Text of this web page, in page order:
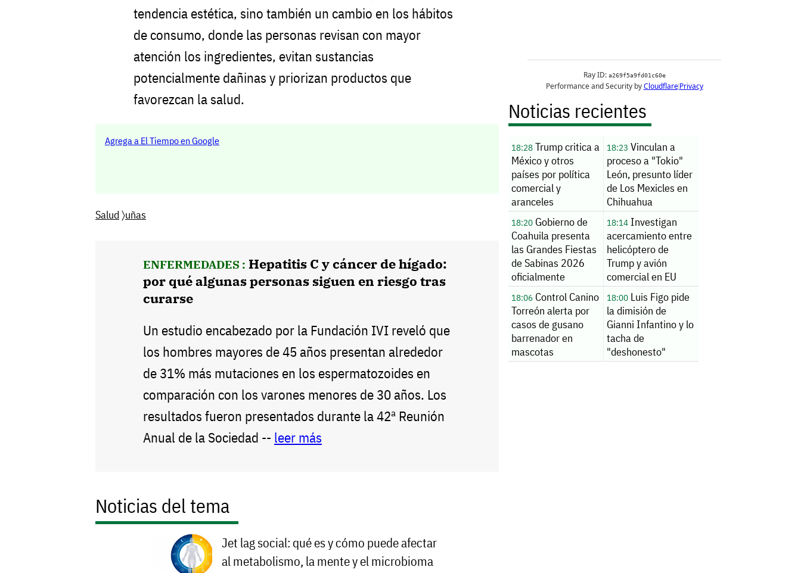
tendencia estética, sino también un cambio en los hábitos
de consumo, donde las personas revisan con mayor
atención los ingredientes, evitan sustancias
potencialmente dañinas y priorizan productos que
favorezcan la salud.
Agrega a El Tiempo en Google
Salud 〉uñas
ENFERMEDADES : Hepatitis C y cáncer de hígado:
por qué algunas personas siguen en riesgo tras
curarse
Un estudio encabezado por la Fundación IVI reveló que
los hombres mayores de 45 años presentan alrededor
de 31% más mutaciones en los espermatozoides en
comparación con los varones menores de 30 años. Los
resultados fueron presentados durante la 42ª Reunión
Anual de la Sociedad -- leer más
Noticias del tema
Jet lag social: qué es y cómo puede afectar
al metabolismo, la mente y el microbioma
Noticias recientes
18:28 Trump critica a
México y otros
países por política
comercial y
aranceles
18:23 Vinculan a
proceso a "Tokio"
León, presunto líder
de Los Mexicles en
Chihuahua
18:20 Gobierno de
Coahuila presenta
las Grandes Fiestas
de Sabinas 2026
oficialmente
18:14Investigan
acercamiento entre
helicóptero de
Trump y avión
comercial en EU
18:06 Control Canino
Torreón alerta por
casos de gusano
barrenador en
mascotas
18:00Luis Figo pide
la dimisión de
Gianni Infantino y lo
tacha de
"deshonesto"